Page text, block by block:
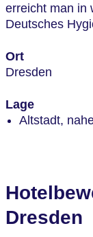
erreicht man in
Deutsches
Ort
Dresden
Lage
Altstadt,
Dresden